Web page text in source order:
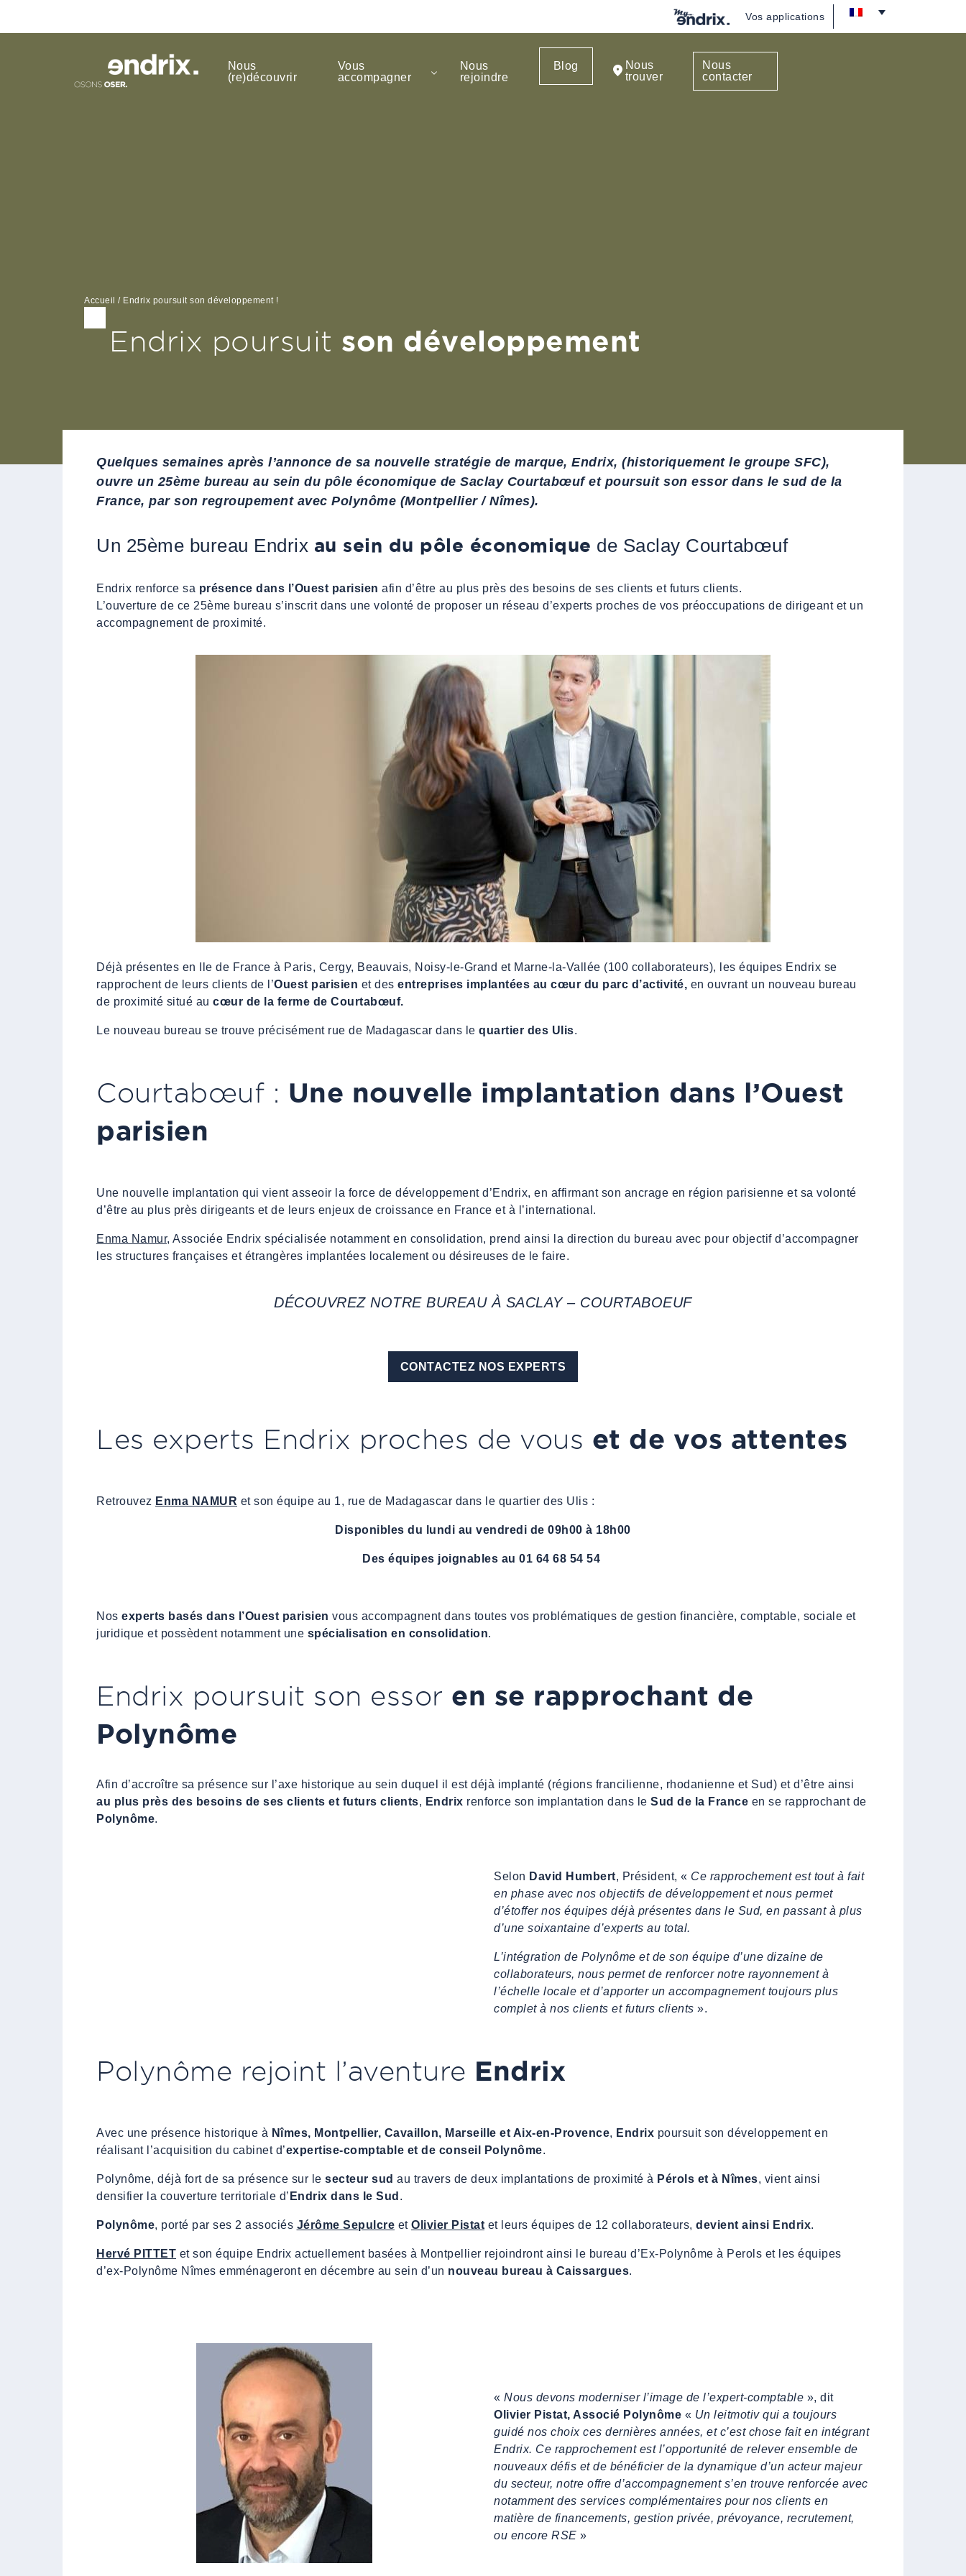
Vos applications
Nous
(re)découvrir
Vous
accompagner
Nous
rejoindre
Blog
Nous
trouver
Nous
contacter
Accueil / Endrix poursuit son développement !
Endrix poursuit son développement
Quelques semaines après l’annonce de sa nouvelle stratégie de marque, Endrix, (historiquement le groupe SFC),
ouvre un 25ème bureau au sein du pôle économique de Saclay Courtabœuf et poursuit son essor dans le sud de la
France, par son regroupement avec Polynôme (Montpellier / Nîmes).
Un 25ème bureau Endrix au sein du pôle économique de Saclay Courtabœuf
Endrix renforce sa présence dans l’Ouest parisien afin d’être au plus près des besoins de ses clients et futurs clients.
L’ouverture de ce 25ème bureau s’inscrit dans une volonté de proposer un réseau d’experts proches de vos préoccupations de dirigeant et un
accompagnement de proximité.
Déjà présentes en Ile de France à Paris, Cergy, Beauvais, Noisy-le-Grand et Marne-la-Vallée (100 collaborateurs), les équipes Endrix se
rapprochent de leurs clients de l’Ouest parisien et des entreprises implantées au cœur du parc d’activité, en ouvrant un nouveau bureau
de proximité situé au cœur de la ferme de Courtabœuf.
Le nouveau bureau se trouve précisément rue de Madagascar dans le quartier des Ulis.
Courtabœuf : Une nouvelle implantation dans l’Ouest
parisien
Une nouvelle implantation qui vient asseoir la force de développement d’Endrix, en affirmant son ancrage en région parisienne et sa volonté
d’être au plus près dirigeants et de leurs enjeux de croissance en France et à l’international.
Enma Namur, Associée Endrix spécialisée notamment en consolidation, prend ainsi la direction du bureau avec pour objectif d’accompagner
les structures françaises et étrangères implantées localement ou désireuses de le faire.
DÉCOUVREZ NOTRE BUREAU À SACLAY – COURTABOEUF
CONTACTEZ NOS EXPERTS
Les experts Endrix proches de vous et de vos attentes
Retrouvez Enma NAMUR et son équipe au 1, rue de Madagascar dans le quartier des Ulis :
Disponibles du lundi au vendredi de 09h00 à 18h00
Des équipes joignables au 01 64 68 54 54
Nos experts basés dans l’Ouest parisien vous accompagnent dans toutes vos problématiques de gestion financière, comptable, sociale et
juridique et possèdent notamment une spécialisation en consolidation.
Endrix poursuit son essor en se rapprochant de
Polynôme
Afin d’accroître sa présence sur l’axe historique au sein duquel il est déjà implanté (régions francilienne, rhodanienne et Sud) et d’être ainsi
au plus près des besoins de ses clients et futurs clients, Endrix renforce son implantation dans le Sud de la France en se rapprochant de
Polynôme.
Selon David Humbert, Président, « Ce rapprochement est tout à fait
en phase avec nos objectifs de développement et nous permet
d’étoffer nos équipes déjà présentes dans le Sud, en passant à plus
d’une soixantaine d’experts au total.
L’intégration de Polynôme et de son équipe d’une dizaine de
collaborateurs, nous permet de renforcer notre rayonnement à
l’échelle locale et d’apporter un accompagnement toujours plus
complet à nos clients et futurs clients ».
Polynôme rejoint l’aventure Endrix
Avec une présence historique à Nîmes, Montpellier, Cavaillon, Marseille et Aix-en-Provence, Endrix poursuit son développement en
réalisant l’acquisition du cabinet d’expertise-comptable et de conseil Polynôme.
Polynôme, déjà fort de sa présence sur le secteur sud au travers de deux implantations de proximité à Pérols et à Nîmes, vient ainsi
densifier la couverture territoriale d’ Endrix dans le Sud .
Polynôme, porté par ses 2 associés Jérôme Sepulcre et Olivier Pistat et leurs équipes de 12 collaborateurs, devient ainsi Endrix.
Hervé PITTET et son équipe Endrix actuellement basées à Montpellier rejoindront ainsi le bureau d’Ex-Polynôme à Perols et les équipes
d’ex-Polynôme Nîmes emménageront en décembre au sein d’un nouveau bureau à Caissargues.
« Nous devons moderniser l’image de l’expert-comptable », dit
Olivier Pistat, Associé Polynôme « Un leitmotiv qui a toujours
guidé nos choix ces dernières années, et c’est chose fait en intégrant
Endrix. Ce rapprochement est l’opportunité de relever ensemble de
nouveaux défis et de bénéficier de la dynamique d’un acteur majeur
du secteur, notre offre d’accompagnement s’en trouve renforcée avec
notamment des services complémentaires pour nos clients en
matière de financements, gestion privée, prévoyance, recrutement,
ou encore RSE »